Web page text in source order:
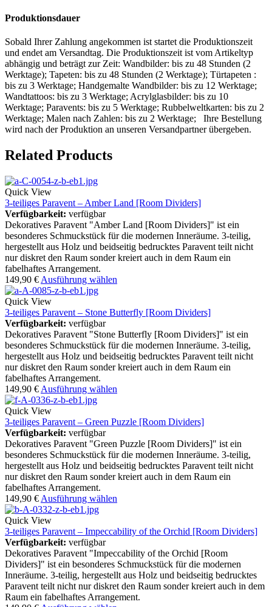
Produktionsdauer
Sobald Ihrer Zahlung angekommen ist startet die Produktionszeit
und endet am Versandtag. Die Produktionszeit ist vom Artikeltyp
abhängig und beträgt zur Zeit: Wandbilder: bis zu 48 Stunden (2
Werktage); Tapeten: bis zu 48 Stunden (2 Werktage); Türtapeten :
bis zu 3 Werktage; Handgemalte Wandbilder: bis zu 12 Werktage;
Wandtattoos: bis zu 3 Werktage; Acrylglasbilder: bis zu 10
Werktage; Paravents: bis zu 5 Werktage; Rubbelweltkarten: bis zu 2
Werktage; Malen nach Zahlen: bis zu 2 Werktage; Ihre Bestellung
wird nach der Produktion an unseren Versandpartner übergeben.
Related Products
Quick View
3-teiliges Paravent – Amber Land [Room Dividers]
Verfügbarkeit: verfügbar
Dekoratives Paravent "Amber Land [Room Dividers]" ist ein
besonderes Schmuckstück für die modernen Inneräume. 3-teilig,
hergestellt aus Holz und beidseitig bedrucktes Paravent teilt nicht
nur diskret den Raum sonder kreiert auch in dem Raum ein
fabelhaftes Arrangement.
149,90 € Ausführung wählen
Quick View
3-teiliges Paravent – Stone Butterfly [Room Dividers]
Verfügbarkeit: verfügbar
Dekoratives Paravent "Stone Butterfly [Room Dividers]" ist ein
besonderes Schmuckstück für die modernen Inneräume. 3-teilig,
hergestellt aus Holz und beidseitig bedrucktes Paravent teilt nicht
nur diskret den Raum sonder kreiert auch in dem Raum ein
fabelhaftes Arrangement.
149,90 € Ausführung wählen
Quick View
3-teiliges Paravent – Green Puzzle [Room Dividers]
Verfügbarkeit: verfügbar
Dekoratives Paravent "Green Puzzle [Room Dividers]" ist ein
besonderes Schmuckstück für die modernen Inneräume. 3-teilig,
hergestellt aus Holz und beidseitig bedrucktes Paravent teilt nicht
nur diskret den Raum sonder kreiert auch in dem Raum ein
fabelhaftes Arrangement.
149,90 € Ausführung wählen
Quick View
3-teiliges Paravent – Impeccability of the Orchid [Room Dividers]
Verfügbarkeit: verfügbar
Dekoratives Paravent "Impeccability of the Orchid [Room
Dividers]" ist ein besonderes Schmuckstück für die modernen
Inneräume. 3-teilig, hergestellt aus Holz und beidseitig bedrucktes
Paravent teilt nicht nur diskret den Raum sonder kreiert auch in dem
Raum ein fabelhaftes Arrangement.